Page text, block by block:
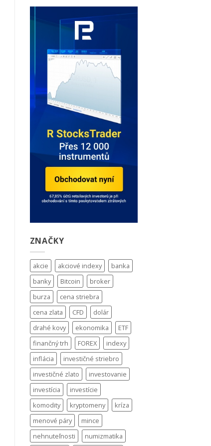
ZNAČKY
akcie akciové indexy
banka
banky
Bitcoin
broker
burza
cena striebra
cena zlata
CFD
dolár
drahé kovy
ekonomika
ETF
finančný trh
FOREX
indexy
inflácia
investičné striebro
investičné zlato
investovanie
investícia
investície
komodity
kryptomeny
kríza
menové páry
mince
nehnuteľnosti
numizmatika